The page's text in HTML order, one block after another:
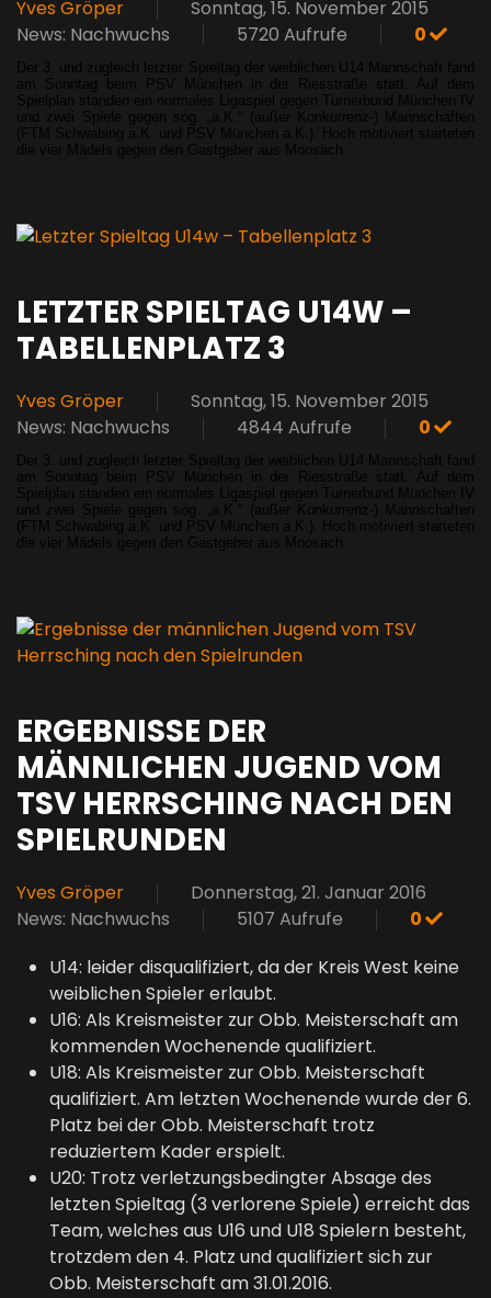
Yves Gröper
Sonntag, 15. November 2015
News: Nachwuchs
5720 Aufrufe 0
Der 3. und zugleich letzter Spieltag der weiblichen U14 Mannschaft fand
am Sonntag beim PSV München in der Riesstraße statt. Auf dem
Spielplan standen ein normales Ligaspiel gegen Turnerbund München IV
und zwei Spiele gegen sog. „a.K.“ (außer Konkurrenz-) Mannschaften
(FTM Schwabing a.K. und PSV München a.K.). Hoch motiviert starteten
die vier Mädels gegen den Gastgeber aus Moosach.
LETZTER SPIELTAG U14W –
TABELLENPLATZ 3
Yves Gröper
Sonntag, 15. November 2015
News: Nachwuchs
4844 Aufrufe 0
Der 3. und zugleich letzter Spieltag der weiblichen U14 Mannschaft fand
am Sonntag beim PSV München in der Riesstraße statt. Auf dem
Spielplan standen ein normales Ligaspiel gegen Turnerbund München IV
und zwei Spiele gegen sog. „a.K.“ (außer Konkurrenz-) Mannschaften
(FTM Schwabing a.K. und PSV München a.K.). Hoch motiviert starteten
die vier Mädels gegen den Gastgeber aus Moosach.
ERGEBNISSE DER
MÄNNLICHEN JUGEND VOM
TSV HERRSCHING NACH DEN
SPIELRUNDEN
Yves Gröper
Donnerstag, 21. Januar 2016
News: Nachwuchs
5107 Aufrufe
0
U14: leider disqualifiziert, da der Kreis West keine
weiblichen Spieler erlaubt.
U16: Als Kreismeister zur Obb. Meisterschaft am
kommenden Wochenende qualifiziert.
U18: Als Kreismeister zur Obb. Meisterschaft
qualifiziert. Am letzten Wochenende wurde der 6.
Platz bei der Obb. Meisterschaft trotz
reduziertem Kader erspielt.
U20: Trotz verletzungsbedingter Absage des
letzten Spieltag (3 verlorene Spiele) erreicht das
Team, welches aus U16 und U18 Spielern besteht,
trotzdem den 4. Platz und qualifiziert sich zur
Obb. Meisterschaft am 31.01.2016.